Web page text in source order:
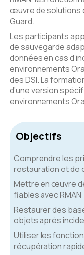
œuvre de solutions
Guard.
Les participants
de sauvegarde
données en cas
environnements
des DSI. La
d’une version
environnements
Objectifs
Comprendre les
restauration et de
Mettre en œuvre
fiables avec RMAN
Restaurer des
objets après
Utiliser les
récupération